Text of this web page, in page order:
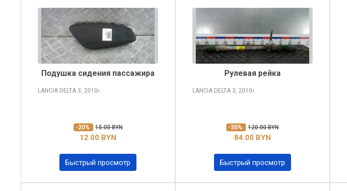
Подушка сидения пассажира
LANCIA DELTA 3, 2010г.
-20% 15.00 BYN
12.00 BYN
Быстрый просмотр
Рулевая рейка
LANCIA DELTA 3, 2010г.
-30% 120.00 BYN
84.00 BYN
Быстрый просмотр